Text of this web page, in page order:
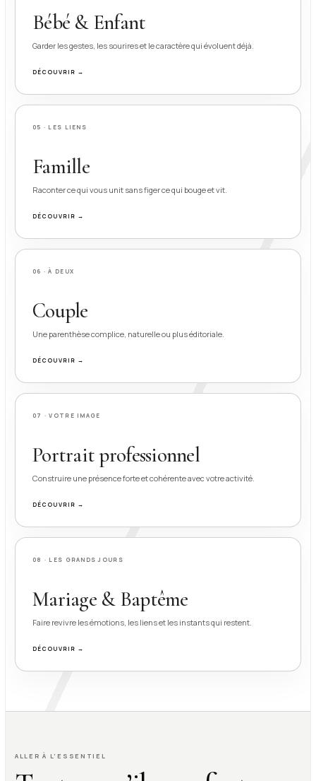
Bébé & Enfant
Garder les gestes, les sourires et le caractère qui évoluent déjà.
DÉCOUVRIR →
05 · LES LIENS
Famille
Raconter ce qui vous unit sans figer ce qui bouge et vit.
DÉCOUVRIR →
06 · À DEUX
Couple
Une parenthèse complice, naturelle ou plus éditoriale.
DÉCOUVRIR →
07 · VOTRE IMAGE
Portrait professionnel
Construire une présence forte et cohérente avec votre activité.
DÉCOUVRIR →
08 · LES GRANDS JOURS
Mariage & Baptême
Faire revivre les émotions, les liens et les instants qui restent.
DÉCOUVRIR →
ALLER À L’ESSENTIEL